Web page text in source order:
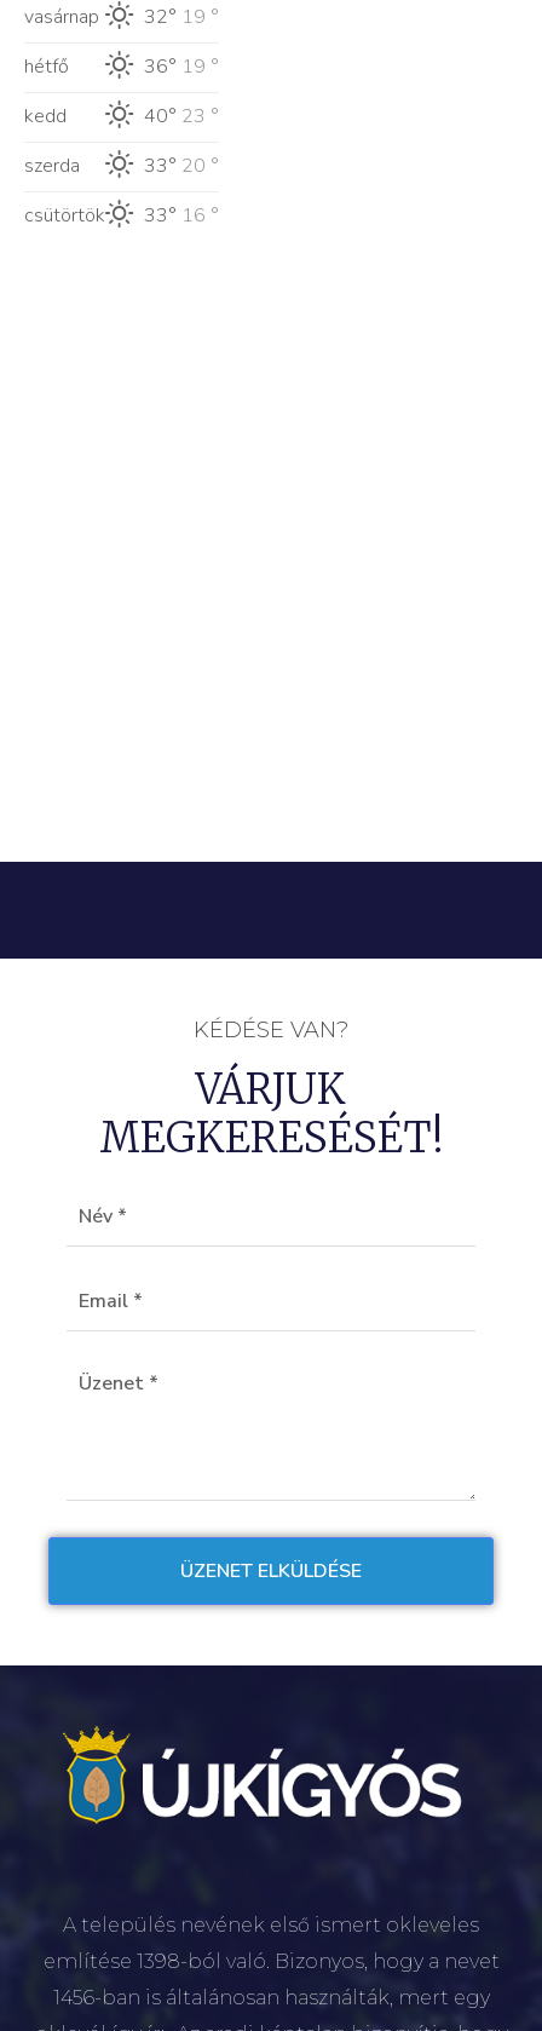
vasárnap 32° 19 °
hétfő
36° 19 °
kedd
40° 23 °
szerda
33° 20 °
csütörtök
33° 16 °
KÉDÉSE VAN?
VÁRJUK
MEGKERESÉSÉT!
A település nevének első ismert okleveles
említése 1398-ból való. Bizonyos, hogy a nevet
1456-ban is általánosan használták, mert egy